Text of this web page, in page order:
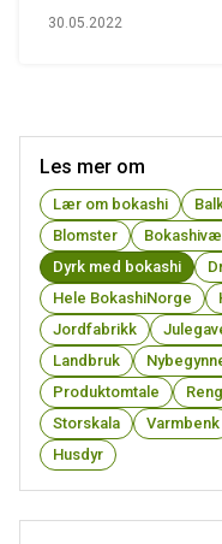
30.05.2022
Les mer om
Lær om bokashi
Blomster
Dyrk med bokashi
Hele BokashiNorge
Jordfabrikk
Landbruk
Produktomtale
Storskala
Varmbenk
Husdyr